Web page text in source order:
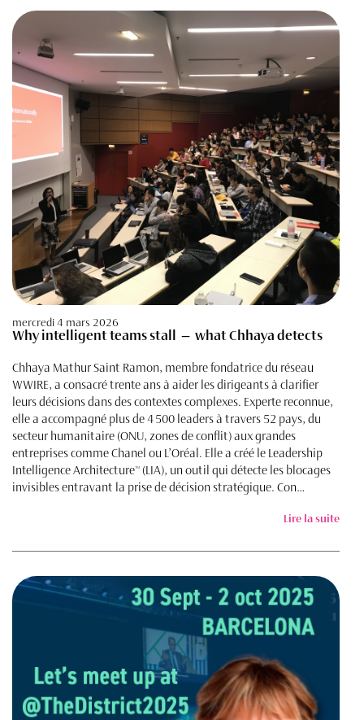
mercredi 4 mars 2026
Why intelligent teams stall — what Chhaya detects
Chhaya Mathur Saint Ramon, membre fondatrice du réseau
WWIRE, a consacré trente ans à aider les dirigeants à clarifier
leurs décisions dans des contextes complexes. Experte reconnue,
elle a accompagné plus de 4 500 leaders à travers 52 pays, du
secteur humanitaire (ONU, zones de conflit) aux grandes
entreprises comme Chanel ou L’Oréal. Elle a créé le Leadership
Intelligence Architecture™ (LIA), un outil qui détecte les blocages
invisibles entravant la prise de décision stratégique. Con…
Lire la suite